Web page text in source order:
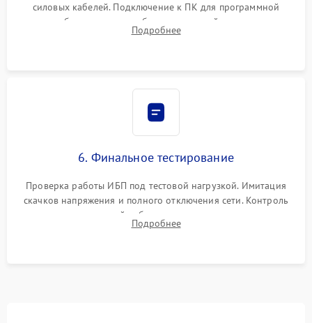
силовых кабелей. Подключение к ПК для программной
калибровки констант батареи, настройки порогов
срабатывания AVR и сброса счетчиков старения АКБ.
Подробнее
6. Финальное тестирование
Проверка работы ИБП под тестовой нагрузкой. Имитация
скачков напряжения и полного отключения сети. Контроль
времени автономной работы, температурного режима и
корректности формы выходного сигнала.
Подробнее